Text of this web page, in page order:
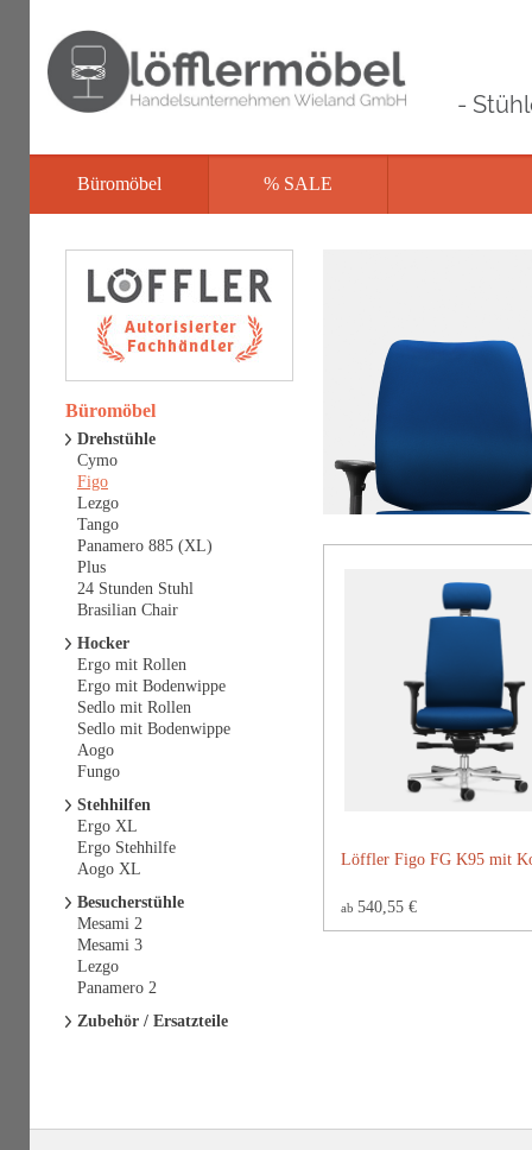
-
Büromöbel % SALE
Löffler Figo FG K95 mit
ab 540,55 €
Büromöbel
Drehstühle
Cymo
Figo
Lezgo
Tango
Panamero 885 (XL)
Plus
24 Stunden Stuhl
Brasilian Chair
Hocker
Ergo mit Rollen
Ergo mit Bodenwippe
Sedlo mit Rollen
Sedlo mit Bodenwippe
Aogo
Fungo
Stehhilfen
Ergo XL
Ergo Stehhilfe
Aogo XL
Besucherstühle
Mesami 2
Mesami 3
Lezgo
Panamero 2
Zubehör / Ersatzteile